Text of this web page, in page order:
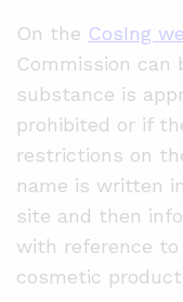
On the CosIng
Commission can
substance is
prohibited or if
restrictions on
name is written
site and then
with reference to
cosmetic